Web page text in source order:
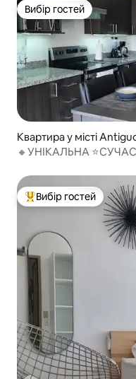
Вибір гостей
Вибір гостей
Квартира у місті
🔸️УНІКАЛЬНА
Топ вибір гостей
Вибір гостей